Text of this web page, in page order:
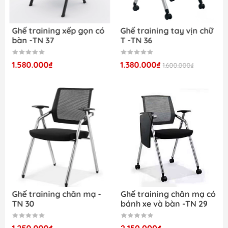
Mẫu ghế training lưng lưới Beema -TN 32 có bánh
xe thuận tiện cho việc đi lại và di chuyển
Ghế training lưng lưới Beema -TN 32 có đệm ghế
dàychắc chắnvà sử dụng tối ưu
Mẫu ghế training lưng lưới Beema -TN 32
đảm
bảo
được nhu cầu sử dụng của nhiều khách hàng
Ghế training xếp gọn có
bàn -TN 37
1.580.000₫
Ghế training tay vịn chữ
T -TN 36
1.380.000₫ 1.600.000₫
Ghế training chân mạ -
TN 30
Ghế training chân mạ có
bánh xe và bàn -TN 29